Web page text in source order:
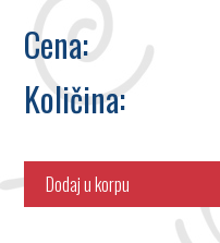
Cena:
Količina:
Dodaj u korpu